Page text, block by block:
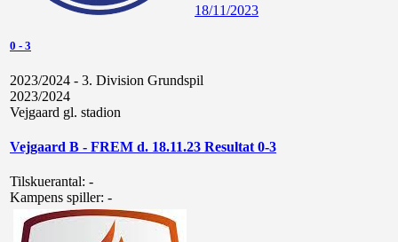
18/11/2023
0 - 3
2023/2024 - 3. Division Grundspil
2023/2024
Vejgaard gl. stadion
Vejgaard B - FREM d. 18.11.23 Resultat 0-3
Tilskuerantal: -
Kampens spiller: -